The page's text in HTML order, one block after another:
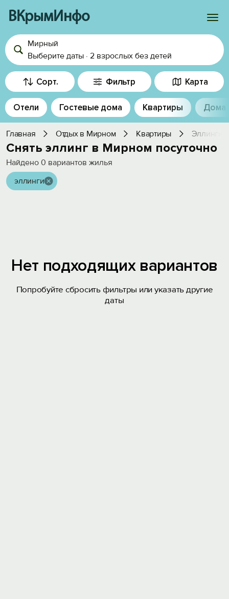
ВКрымИнфо
Войти
Избранное
История просмотра
Добавить свой объект
Мирный
Выберите даты · 2 взрослых без детей
Сорт. Фильтр Карта
Отели Гостевые дома Квартиры Дома
Главная Отдых в Мирном Квартиры Эллинги
Снять эллинг в Мирном посуточно
Найдено 0 вариантов жилья
эллинги
Нет подходящих вариантов
Попробуйте сбросить фильтры или указать другие
даты